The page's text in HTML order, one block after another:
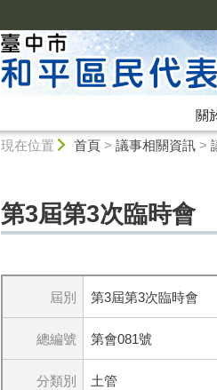
關
現在位置 首頁> 議事相關資訊>
第3屆第3次臨時會
屆別 第3屆第3次臨時會
總編號 第會081號
分類別 土管